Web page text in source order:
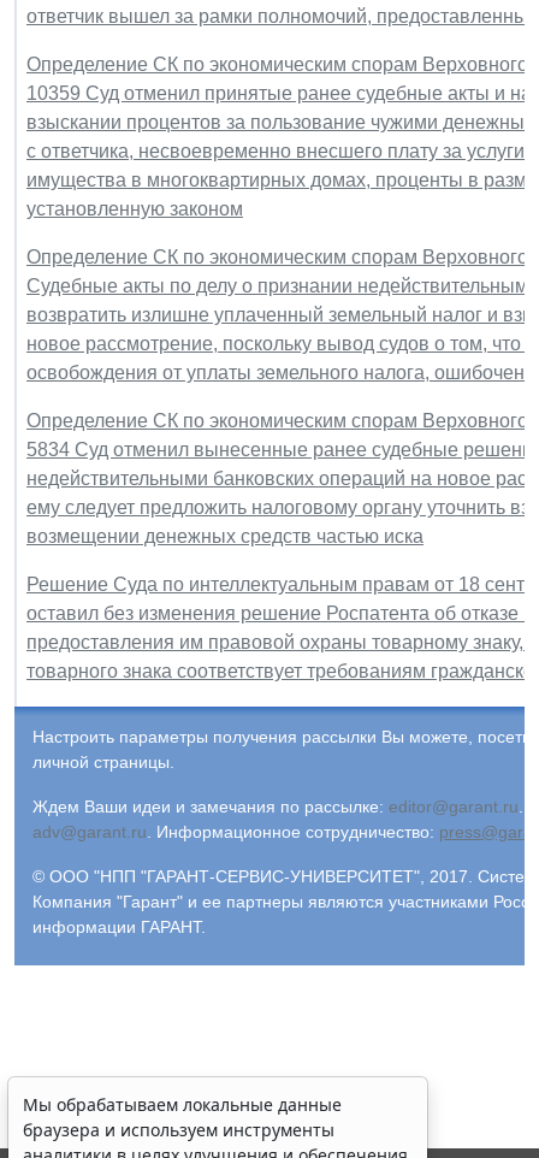
ответчик вышел за рамки полномочий,
Определение СК по экономическим спорам Верховного
10359 Суд отменил принятые ранее судебные акты и
взыскании процентов за пользование чужими
с ответчика, несвоевременно внесшего плату за
имущества в многоквартирных домах, проценты в
установленную законом
Определение СК по экономическим спорам Верховного
Судебные акты по делу о признании
возвратить излишне уплаченный земельный налог и
новое рассмотрение, поскольку вывод судов о том, что
освобождения от уплаты земельного налога, ошибочен
Определение СК по экономическим спорам
5834 Суд отменил вынесенные ранее судебные
недействительными банковских операций на новое
ему следует предложить налоговому органу уточнить
возмещении денежных средств частью иска
Решение Суда по интеллектуальным правам от 18
оставил без изменения решение Роспатента об отказе
предоставления им правовой охраны товарному знаку,
товарного знака соответствует требованиям
Настроить параметры получения рассылки Вы можете,
личной страницы.
Ждем Ваши идеи и замечания по рассылке: editor@garant.ru.
adv@garant.ru. Информационное сотрудничество:
© ООО "НПП "ГАРАНТ-СЕРВИС-УНИВЕРСИТЕТ", 2017. Система
Компания "Гарант" и ее партнеры являются участниками
информации ГАРАНТ.
Мы обрабатываем локальные данные
браузера и используем инструменты